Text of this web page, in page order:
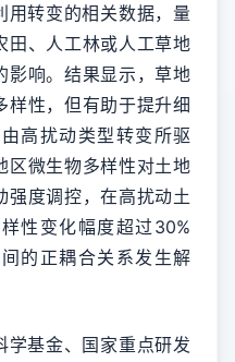
转变的相关数据，量
田、人工林或人工草地
影响。结果显示，草地
样性，但有助于提升细
高扰动类型转变所驱
区微生物多样性对土地
强度调控，在高扰动土
性变化幅度超过30%
的正耦合关系发生解
基金、国家重点研发